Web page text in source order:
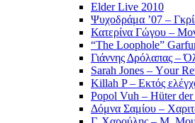
Elder Live 2010
Ψυχοδράμα ’07 –
Κατερίνα Γώγου –
“The Loophole”
Γιάννης Δρόλαπας –
Sarah Jones – Υour
Killah P – Εκτός
Popol Vuh – Hüter
Δόμνα Σαμίου –